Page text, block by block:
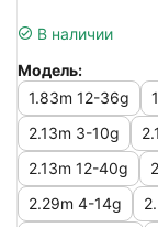
В наличии
Модель:
1.83m 12-36g
2.13m 3-10g
2.13m 12-40g
2.29m 4-14g